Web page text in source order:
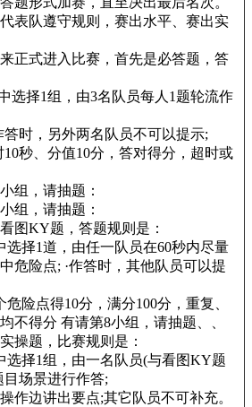
表队遵守规则，赛出水平、赛出实
正式进入比赛，首先是必答题，答
选择1组，由3名队员每人1题轮流作
时，另外两名队员不可以提示;
秒、分值10分，答对得分，超时或
组，请抽题：
组，请抽题：
图KY题，答题规则是：
择1道，由任一队员在60秒内尽量
危险点; ·作答时，其他队员可以提
险点得10分，满分100分，重复、
不得分 有请第8小组，请抽题、、
操题，比赛规则是：
择1组，由一名队员(与看图KY题
目场景进行作答;
作边讲出要点;其它队员不可补充。